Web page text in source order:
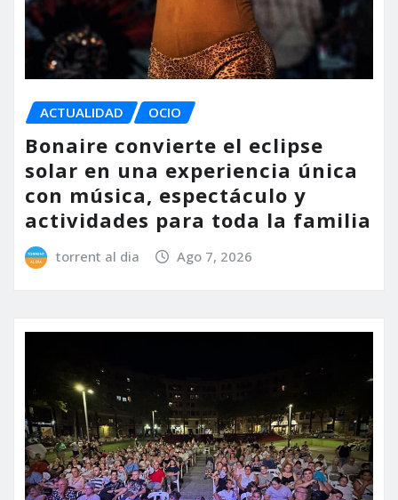
ACTUALIDAD OCIO
Bonaire convierte el eclipse
solar en una experiencia única
con música, espectáculo y
actividades para toda la familia
torrent al dia Ago 7, 2026